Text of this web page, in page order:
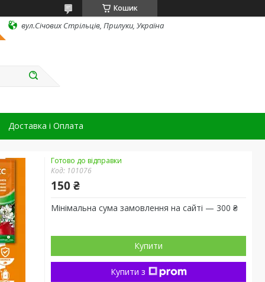
Кошик
вул.Січових Стрільців, Прилуки, Україна
Доставка і Оплата
Готово до відправки
Код: 101076
150 ₴
Мінімальна сума замовлення на сайті — 300 ₴
Купити
Купити з